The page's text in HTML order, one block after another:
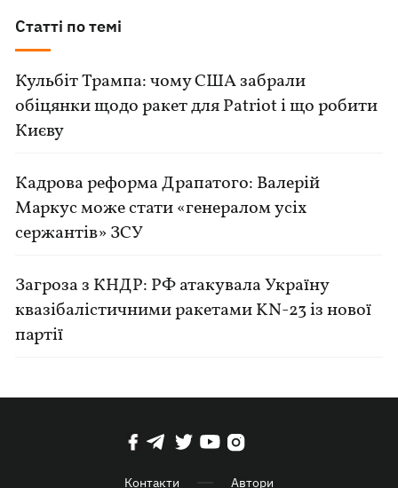
Статті по темі
Кульбіт Трампа: чому США забрали
обіцянки щодо ракет для Patriot і що робити
Києву
Кадрова реформа Драпатого: Валерій
Маркус може стати «генералом усіх
сержантів» ЗСУ
Загроза з КНДР: РФ атакувала Україну
квазібалістичними ракетами KN-23 із нової
партії
Контакти Автори